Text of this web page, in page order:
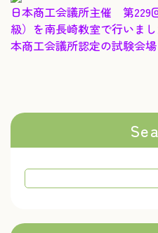
日本商工会議所主催 第229
級）を南長崎教室で行いま
本商工会議所認定の試験会場